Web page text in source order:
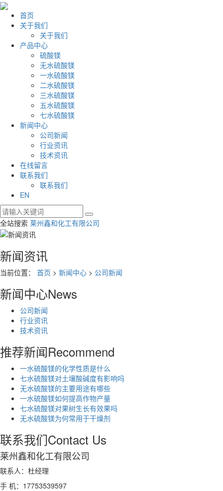
首页
关于我们
关于我们
产品中心
硫酸镁
无水硫酸镁
一水硫酸镁
二水硫酸镁
三水硫酸镁
五水硫酸镁
七水硫酸镁
新闻中心
公司新闻
行业资讯
技术资讯
在线留言
联系我们
联系我们
EN
全站搜索 莱州鑫和化工有限公司
新闻资讯
当前位置： 首页 > 新闻中心 > 公司新闻
新闻中心News
公司新闻
行业资讯
技术资讯
推荐新闻Recommend
一水硫酸镁的化学性质是什么
七水硫酸镁对土壤酸碱度有影响吗
无水硫酸镁的主要用途有哪些
一水硫酸镁如何提高作物产量
七水硫酸镁对果树生长有效果吗
无水硫酸镁为何常用于干燥剂
联系我们Contact Us
莱州鑫和化工有限公司
联系人：杜经理
手 机：17753539597